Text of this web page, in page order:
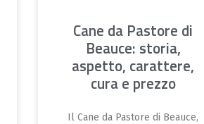
Cane da Pastore di
Beauce: storia,
aspetto, carattere,
cura e prezzo
Il Cane da Pastore di Beauce,